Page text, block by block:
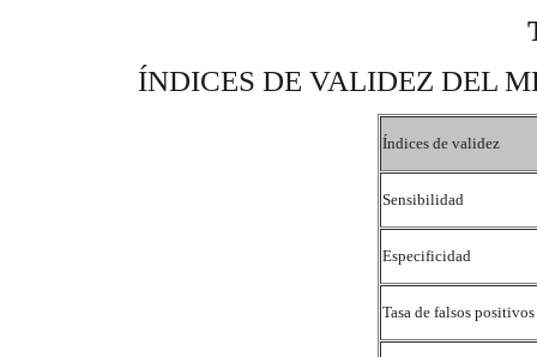
ÍNDICES DE VALIDEZ DEL
Índices de validez
Sensibilidad
Especificidad
Tasa de falsos positivos